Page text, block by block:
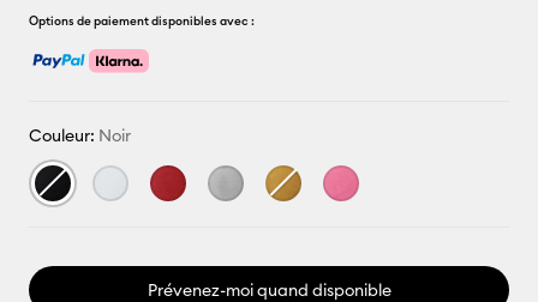
Options de paiement disponibles avec :
Couleur: Noir
Prévenez-moi quand disponible